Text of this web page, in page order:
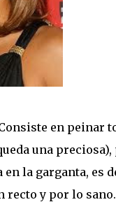
en peinar
una preciosa),
la garganta, es
recto y por lo